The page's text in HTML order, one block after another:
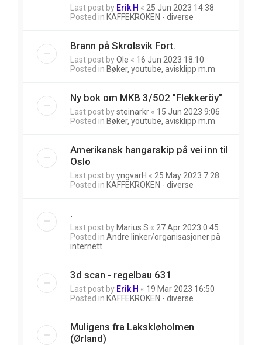
Last post by Erik H « 25 Jun 2023 14:38
Posted in KAFFEKROKEN - diverse
Brann på Skrolsvik Fort.
Last post byOle « 16 Jun 2023 18:10
Posted in Bøker, youtube, avisklipp m.m
Ny bok om MKB 3/502 "Flekkeröy"
Last post bysteinarkr « 15 Jun 2023 9:06
Posted in Bøker, youtube, avisklipp m.m
Amerikansk hangarskip på vei inn til
Oslo
Last post byyngvarH « 25 May 2023 7:28
Posted in KAFFEKROKEN - diverse
.
Last post by Marius S « 27 Apr 2023 0:45
Posted in Andre linker/organisasjoner på
internett
3d scan - regelbau 631
Last post by Erik H « 19 Mar 2023 16:50
Posted in KAFFEKROKEN - diverse
Muligens fra Lakskløholmen
(Ørland)